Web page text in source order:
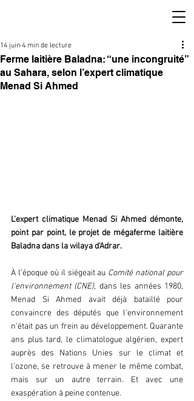
Ferme laitière Baladna: “une incongruité”
au Sahara, selon l’expert climatique
Menad Si Ahmed
14 juin 4 min de lecture
L'expert climatique Menad Si Ahmed démonte,
point par point, le projet de mégaferme laitière
Baladna dans la wilaya d'Adrar.
À l'époque où il siégeait au Comité national pour
l'environnement (CNE), dans les années 1980,
Menad Si Ahmed avait déjà bataillé pour
convaincre des députés que l'environnement
n'était pas un frein au développement. Quarante
ans plus tard, le climatologue algérien, expert
auprès des Nations Unies sur le climat et
l'ozone, se retrouve à mener le même combat,
mais sur un autre terrain. Et avec une
exaspération à peine contenue.